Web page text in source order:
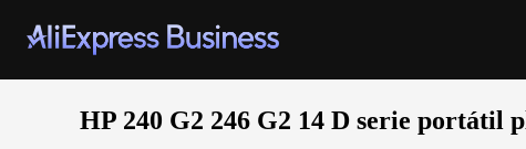
HP 240 G2 246 G2 14 D serie portátil